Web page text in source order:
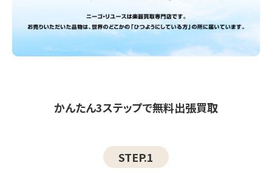
かんたん3ステップで無料出張買取
STEP.1